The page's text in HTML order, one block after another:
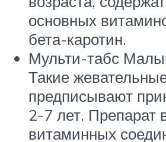
основных
бета-каротин.
Мульти-табс
Такие
предписывают
2-7 лет. Препарат
витаминных